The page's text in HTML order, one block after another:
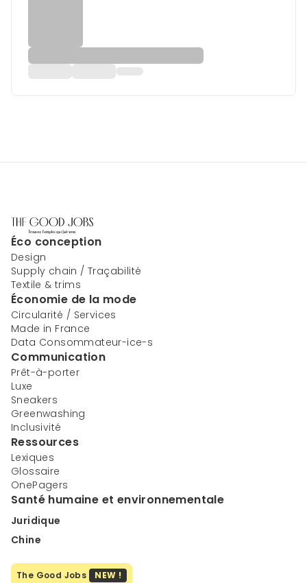
Éco conception
Design
Supply chain / Traçabilité
Textile & trims
Économie de la mode
Circularité / Services
Made in France
Data Consommateur-ice-s
Communication
Prêt-à-porter
Luxe
Sneakers
Greenwashing
Inclusivité
Ressources
Lexiques
Glossaire
OnePagers
Santé humaine et environnementale
Juridique
Chine
The Good Jobs NEW !